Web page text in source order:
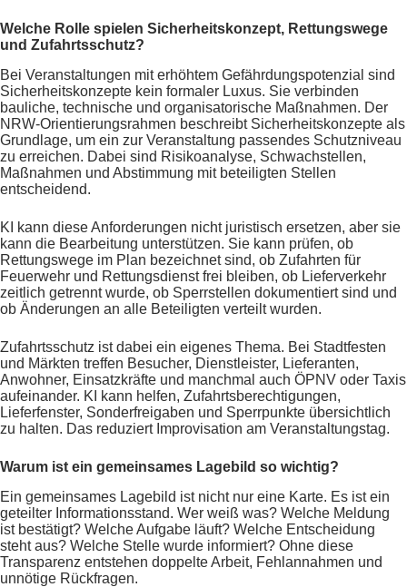
Welche Rolle spielen Sicherheitskonzept, Rettungswege
und Zufahrtsschutz?
Bei Veranstaltungen mit erhöhtem Gefährdungspotenzial sind
Sicherheitskonzepte kein formaler Luxus. Sie verbinden
bauliche, technische und organisatorische Maßnahmen. Der
NRW-Orientierungsrahmen beschreibt Sicherheitskonzepte als
Grundlage, um ein zur Veranstaltung passendes Schutzniveau
zu erreichen. Dabei sind Risikoanalyse, Schwachstellen,
Maßnahmen und Abstimmung mit beteiligten Stellen
entscheidend.
KI kann diese Anforderungen nicht juristisch ersetzen, aber sie
kann die Bearbeitung unterstützen. Sie kann prüfen, ob
Rettungswege im Plan bezeichnet sind, ob Zufahrten für
Feuerwehr und Rettungsdienst frei bleiben, ob Lieferverkehr
zeitlich getrennt wurde, ob Sperrstellen dokumentiert sind und
ob Änderungen an alle Beteiligten verteilt wurden.
Zufahrtsschutz ist dabei ein eigenes Thema. Bei Stadtfesten
und Märkten treffen Besucher, Dienstleister, Lieferanten,
Anwohner, Einsatzkräfte und manchmal auch ÖPNV oder Taxis
aufeinander. KI kann helfen, Zufahrtsberechtigungen,
Lieferfenster, Sonderfreigaben und Sperrpunkte übersichtlich
zu halten. Das reduziert Improvisation am Veranstaltungstag.
Warum ist ein gemeinsames Lagebild so wichtig?
Ein gemeinsames Lagebild ist nicht nur eine Karte. Es ist ein
geteilter Informationsstand. Wer weiß was? Welche Meldung
ist bestätigt? Welche Aufgabe läuft? Welche Entscheidung
steht aus? Welche Stelle wurde informiert? Ohne diese
Transparenz entstehen doppelte Arbeit, Fehlannahmen und
unnötige Rückfragen.